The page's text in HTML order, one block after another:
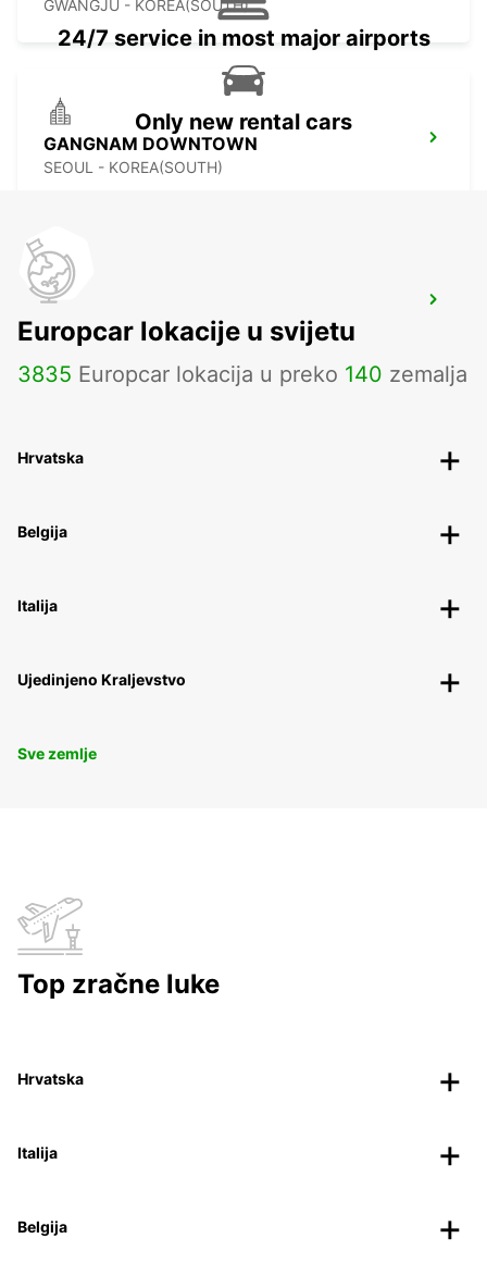
GWANGJU - KOREA(SOUTH)
GANGNAM DOWNTOWN
SEOUL - KOREA(SOUTH)
YONGSAN DOWNTOWN
SEOUL - KOREA(SOUTH)
24/7 service in most major airports
Only new rental cars
Europcar lokacije u svijetu
3835 Europcar lokacija u preko 140 zemalja
Hrvatska
Belgija
Italija
Ujedinjeno Kraljevstvo
Sve zemlje
Top zračne luke
Hrvatska
Italija
Belgija